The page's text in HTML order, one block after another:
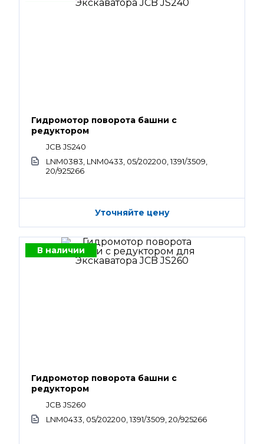
Гидромотор поворота башни с
редуктором
JCB JS240
LNM0383, LNM0433, 05/202200, 1391/3509,
20/925266
Уточняйте цену
В наличии
Гидромотор поворота башни с
редуктором
JCB JS260
LNM0433, 05/202200, 1391/3509, 20/925266